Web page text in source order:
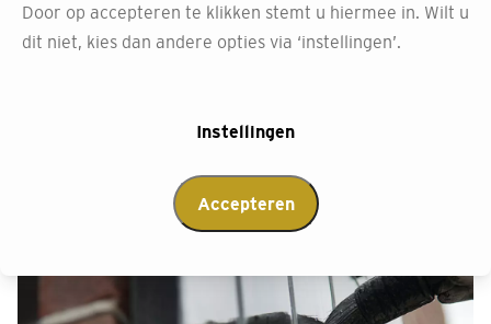
dit niet eenvoudig is. Onze verfwinkel in Assen biedt
daarom gratis productadvies aan.
Door op accepteren te klikken stemt u hiermee in. Wilt u
dit niet, kies dan andere opties via ‘instellingen’.
Instellingen
Accepteren